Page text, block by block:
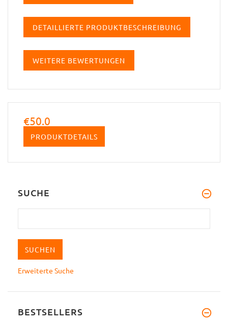
DETAILLIERTE PRODUKTBESCHREIBUNG
WEITERE BEWERTUNGEN
€50.0
PRODUKTDETAILS
SUCHE
Erweiterte Suche
BESTSELLERS